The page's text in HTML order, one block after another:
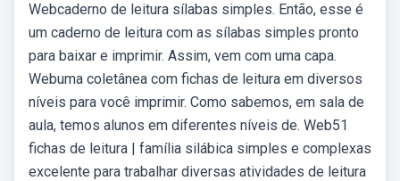
Webcaderno de leitura sílabas simples. Então, esse é
um caderno de leitura com as sílabas simples pronto
para baixar e imprimir. Assim, vem com uma capa.
Webuma coletânea com fichas de leitura em diversos
níveis para você imprimir. Como sabemos, em sala de
aula, temos alunos em diferentes níveis de. Web51
fichas de leitura | família silábica simples e complexas
excelente para trabalhar diversas atividades de leitura